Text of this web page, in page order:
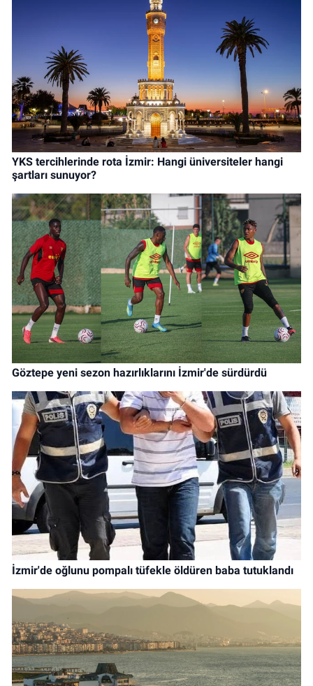
YKS tercihlerinde rota İzmir: Hangi üniversiteler hangi
şartları sunuyor?
Göztepe yeni sezon hazırlıklarını İzmir'de sürdürdü
İzmir'de oğlunu pompalı tüfekle öldüren baba tutuklandı